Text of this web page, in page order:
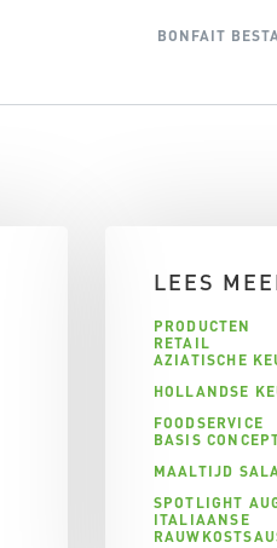
BONFAIT
LEES
PRODUCTEN
RETAIL
AZIATISCHE
HOLLANDSE
FOODSERVICE
BASIS
MAALTIJD
SPOTLIGHT
ITALIAANSE